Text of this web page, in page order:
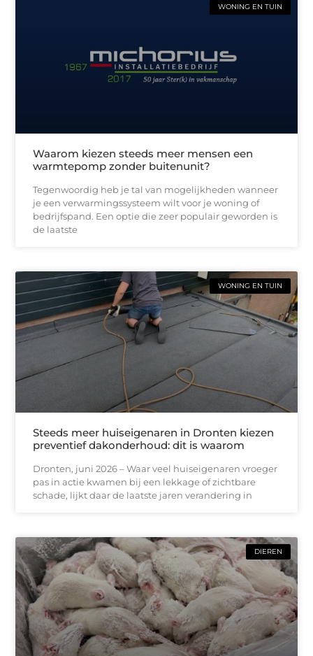
WONING EN TUIN
Waarom kiezen steeds meer mensen een
warmtepomp zonder buitenunit?
Tegenwoordig heb je tal van mogelijkheden wanneer
je een verwarmingssysteem wilt voor je woning of
bedrijfspand. Een optie die zeer populair geworden is
de laatste
WONING EN TUIN
Steeds meer huiseigenaren in Dronten kiezen
preventief dakonderhoud: dit is waarom
Dronten, juni 2026 – Waar veel huiseigenaren vroeger
pas in actie kwamen bij een lekkage of zichtbare
schade, lijkt daar de laatste jaren verandering in
DIEREN